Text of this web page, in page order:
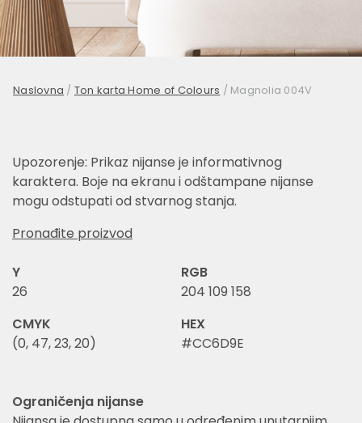
Naslovna / Ton karta Home of Colours / Magnolia 004V
Upozorenje: Prikaz nijanse je informativnog
karaktera. Boje na ekranu i odštampane nijanse
mogu odstupati od stvarnog stanja.
Pronađite proizvod
Y
26
RGB
204 109 158
CMYK
(0, 47, 23, 20)
HEX
#CC6D9E
Ograničenja nijanse